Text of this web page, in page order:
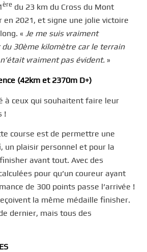
ère du 23 km du Cross du Mont
en 2021, et signe une jolie victoire
«Je me suis vraiment
30ème kilomètre car le terrain
vraiment pas évident.»
(42km et 2370m D+)
à ceux qui souhaitent faire leur
!
course est de permettre une
un plaisir personnel et pour la
avant tout. Avec des
pour qu’un coureur ayant
de 300 points passe l’arrivée !
la même médaille finisher.
dernier, mais tous des